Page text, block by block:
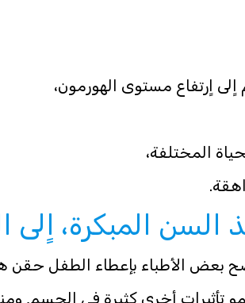
اٍلى اٍرتفاع مستوى الهورمون،
المختلفة،
المبكرة، اٍلى
الأطباء بإعطاء الطفل حقن
تأثيرات أخرى كثيرة في الجسم,